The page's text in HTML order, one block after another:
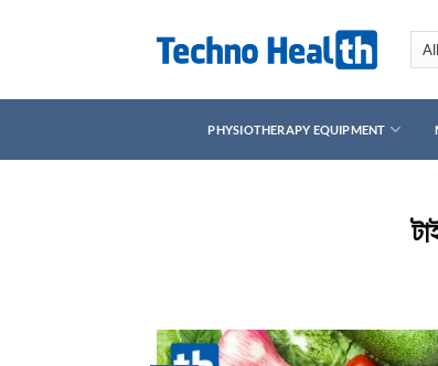
PHYSIOTHERAPY EQUIPMENT